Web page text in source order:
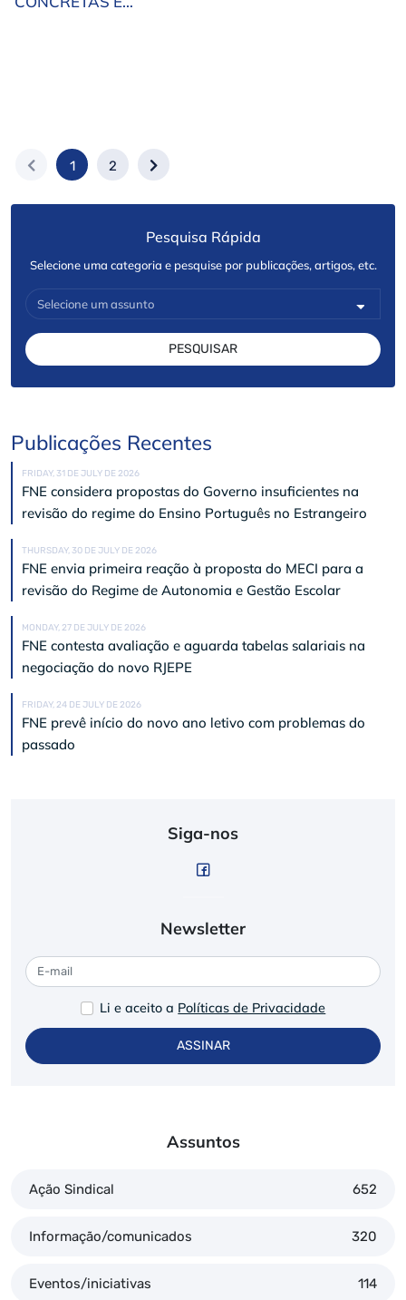
1 2
Pesquisa Rápida
Selecione uma categoria e pesquise por publicações, artigos, etc.
PESQUISAR
Publicações Recentes
FRIDAY, 31 DE JULY DE 2026
FNE considera propostas do Governo insuficientes na
revisão do regime do Ensino Português no Estrangeiro
THURSDAY, 30 DE JULY DE 2026
FNE envia primeira reação à proposta do MECI para a
revisão do Regime de Autonomia e Gestão Escolar
MONDAY, 27 DE JULY DE 2026
FNE contesta avaliação e aguarda tabelas salariais na
negociação do novo RJEPE
FRIDAY, 24 DE JULY DE 2026
FNE prevê início do novo ano letivo com problemas do
passado
Siga-nos
Newsletter
Li e aceito a Políticas de Privacidade
ASSINAR
Assuntos
Ação Sindical 652
Informação/comunicados 320
Eventos/iniciativas 114